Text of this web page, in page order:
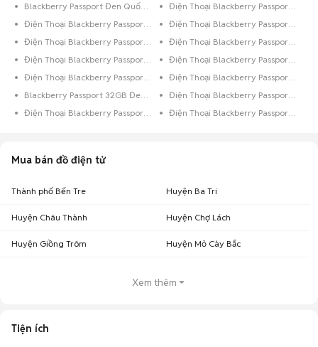
Blackberry Passport Đen Quốc Tế
Điện Thoại Blackberry Passport Đen
Điện Thoại Blackberry Passport Bạc
Điện Thoại Blackberry Passport 8GB Đen Bóng
Điện Thoại Blackberry Passport 8GB Đen
Điện Thoại Blackberry Passport 8GB Bạc
Điện Thoại Blackberry Passport 64GB Xám
Điện Thoại Blackberry Passport 64GB Đen Bóng
Điện Thoại Blackberry Passport 64GB Đen
Điện Thoại Blackberry Passport 64GB Bạc
Blackberry Passport 32GB Đen Quốc Tế
Điện Thoại Blackberry Passport 32GB Xanh Dương
Điện Thoại Blackberry Passport 32GB Xám
Điện Thoại Blackberry Passport 32GB Trắng
Mua bán đồ điện tử
Thành phố Bến Tre Huyện Ba Tri
Huyện Châu Thành Huyện Chợ Lách
Huyện Giồng Trôm Huyện Mỏ Cày Bắc
Xem thêm
Tiện ích